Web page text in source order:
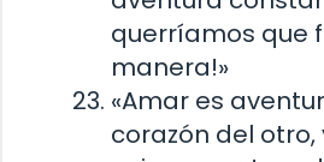
querríamos que
manera!»
«Amar es
corazón del otro,